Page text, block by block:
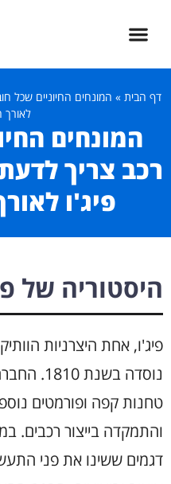
דף הבית »
לאורך
המונחים
פיג'ו
היסטוריה של
פיג'ו, אחת היצרניות
נוסדה
טחנות קפה ופורמטים
והתמקדה בייצור רכבים.
דגמים ששינו את פני